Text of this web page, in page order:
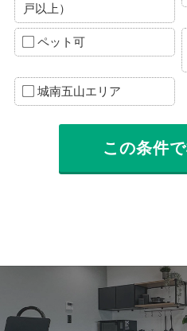
戸以上）
ペット可
城南五山エリア